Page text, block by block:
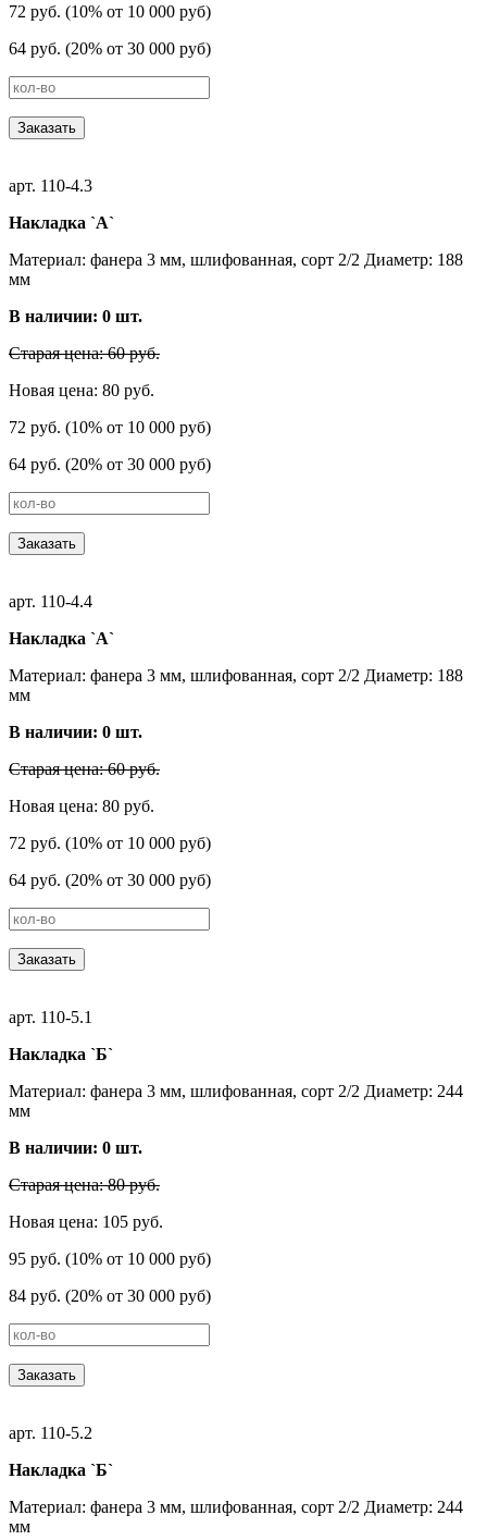
72 руб. (10% от 10 000 руб)
64 руб. (20% от 30 000 руб)
Заказать
арт. 110-4.3
Накладка `А`
Материал: фанера 3 мм, шлифованная, сорт 2/2 Диаметр: 188
мм
В наличии: 0 шт.
Старая цена: 60 руб.
Новая цена: 80 руб.
72 руб. (10% от 10 000 руб)
64 руб. (20% от 30 000 руб)
Заказать
арт. 110-4.4
Накладка `А`
Материал: фанера 3 мм, шлифованная, сорт 2/2 Диаметр: 188
мм
В наличии: 0 шт.
Старая цена: 60 руб.
Новая цена: 80 руб.
72 руб. (10% от 10 000 руб)
64 руб. (20% от 30 000 руб)
Заказать
арт. 110-5.1
Накладка `Б`
Материал: фанера 3 мм, шлифованная, сорт 2/2 Диаметр: 244
мм
В наличии: 0 шт.
Старая цена: 80 руб.
Новая цена: 105 руб.
95 руб. (10% от 10 000 руб)
84 руб. (20% от 30 000 руб)
Заказать
арт. 110-5.2
Накладка `Б`
Материал: фанера 3 мм, шлифованная, сорт 2/2 Диаметр: 244
мм